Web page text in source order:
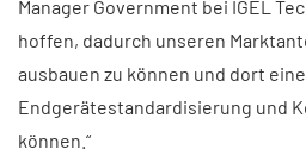
Manager Government bei IGEL
hoffen, dadurch unseren
ausbauen zu können und dort
Endgerätestandardisierung und
können.“